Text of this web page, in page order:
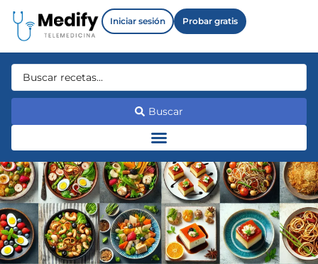
Iniciar sesión Probar gratis
Buscar